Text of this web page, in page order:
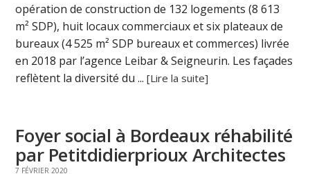
opération de construction de 132 logements (8 613
m² SDP), huit locaux commerciaux et six plateaux de
bureaux (4 525 m² SDP bureaux et commerces) livrée
en 2018 par l’agence Leibar & Seigneurin. Les façades
reflètent la diversité du ...[Lire la suite]
Foyer social à Bordeaux réhabilité
par Petitdidierprioux Architectes
7 FÉVRIER 2020